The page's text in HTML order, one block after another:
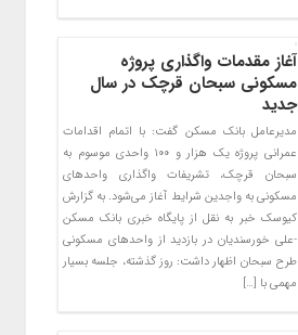
آغاز مقدمات واگذاری پروژه
مسکونی سبحان قرچک در سال
جدید
مدیرعامل بانک مسکن گفت: با اتمام اقدامات
عمرانی پروژه یک هزار و ۱۰۰ واحدی موسوم به
سبحان قرچک، تشریفات واگذاری واحدهای
مسکونی به واجدین شرایط آغاز می‌شود. به گزارش
کیوسک خبر به نقل از پایگاه خبری بانک مسکن
-علی خورسندیان در بازدید از واحدهای مسکونی
طرح سبحان اظهار داشت: روز گذشته، جلسه بسیار
مهمی با […]